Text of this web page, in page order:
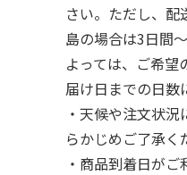
さい。ただし、
島の場合は3日間
よっては、ご希望
届け日までの日数
・天候や注文状
らかじめご了承く
・商品到着日がご